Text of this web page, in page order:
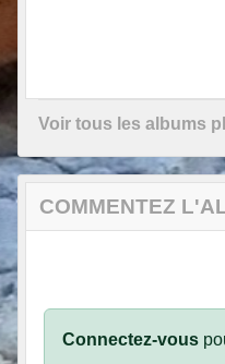
Voir tous les albums
COMMENTEZ
Connectez-vous